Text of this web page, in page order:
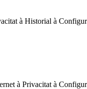
à Historial à
à Privacitat à